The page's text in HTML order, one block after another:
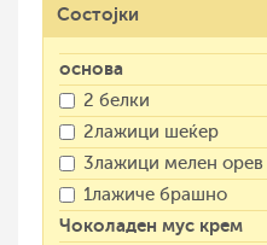
Состојки
основа
2 белки
2лажици шеќер
3лажици мелен орев
1лажиче брашно
Чоколаден мус крем